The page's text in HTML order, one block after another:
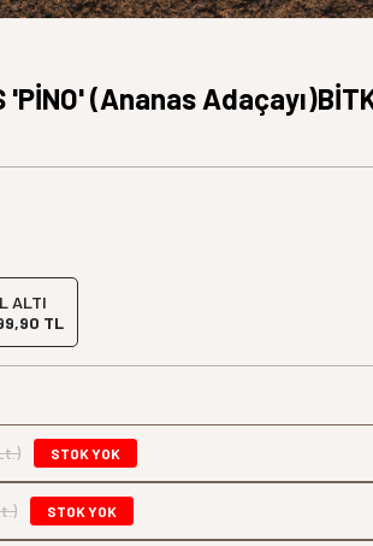
'PİNO' (Ananas
ALTI
TL
STOK YOK
STOK YOK